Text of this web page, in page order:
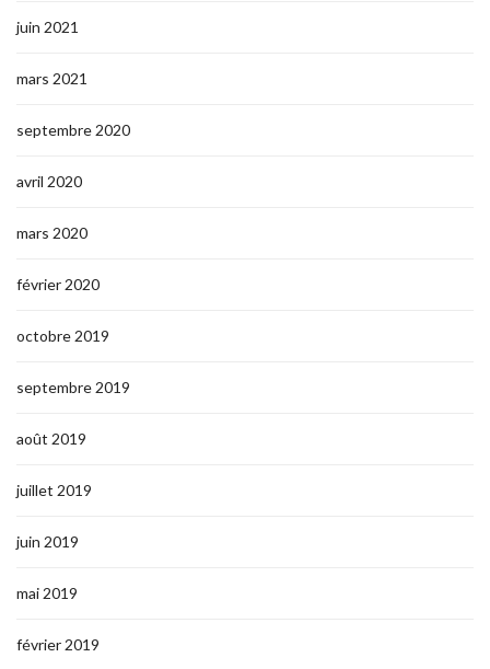
juin 2021
mars 2021
septembre 2020
avril 2020
mars 2020
février 2020
octobre 2019
septembre 2019
août 2019
juillet 2019
juin 2019
mai 2019
février 2019